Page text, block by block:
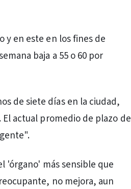
y en este en los fines de
baja a 55 o 60 por
de siete días en la ciudad,
actual promedio de plazo de
'órgano' más sensible que
no mejora, aun